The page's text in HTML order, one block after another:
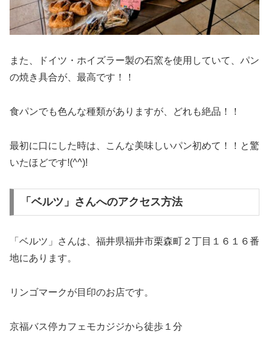
また、ドイツ・ホイズラー製の石窯を使用していて、パン
の焼き具合が、最高です！！
食パンでも色んな種類がありますが、どれも絶品！！
最初に口にした時は、こんな美味しいパン初めて！！と驚
いたほどです!(^^)!
「ベルツ」さんへのアクセス方法
「ベルツ」さんは、福井県福井市栗森町２丁目１６１６番
地にあります。
リンゴマークが目印のお店です。
京福バス停カフェモカジジから徒歩１分